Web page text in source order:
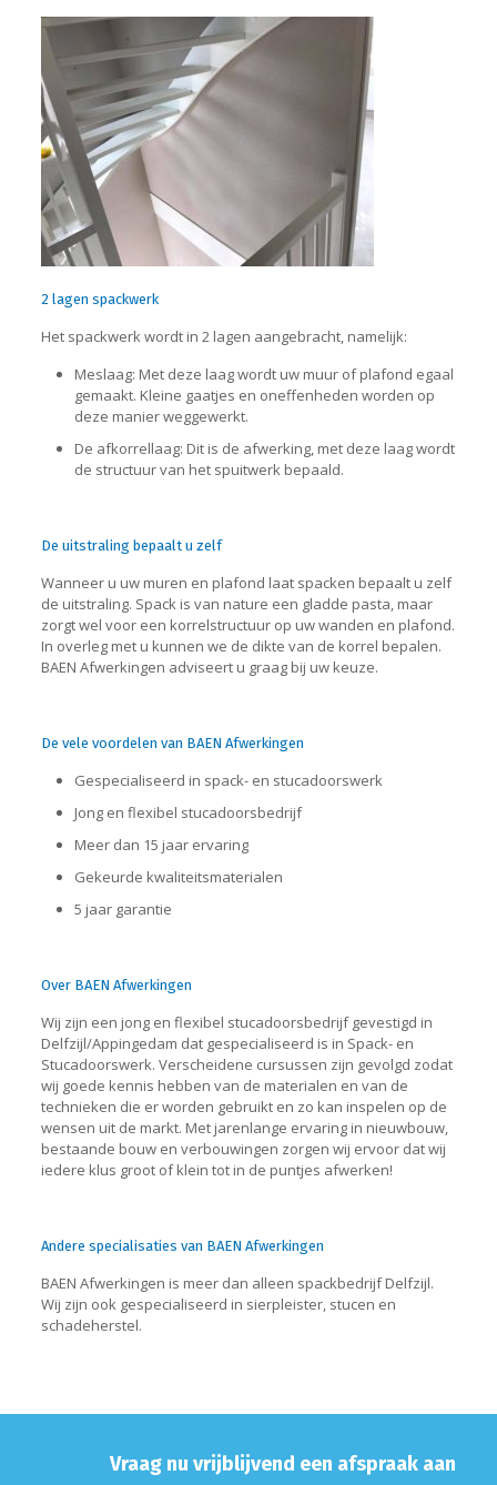
2 lagen spackwerk
Het spackwerk wordt in 2 lagen aangebracht, namelijk:
Meslaag: Met deze laag wordt uw muur of plafond egaal
gemaakt. Kleine gaatjes en oneffenheden worden op
deze manier weggewerkt.
De afkorrellaag: Dit is de afwerking, met deze laag wordt
de structuur van het spuitwerk bepaald.
De uitstraling bepaalt u zelf
Wanneer u uw muren en plafond laat spacken bepaalt u zelf
de uitstraling. Spack is van nature een gladde pasta, maar
zorgt wel voor een korrelstructuur op uw wanden en plafond.
In overleg met u kunnen we de dikte van de korrel bepalen.
BAEN Afwerkingen adviseert u graag bij uw keuze.
De vele voordelen van BAEN Afwerkingen
Gespecialiseerd in spack- en stucadoorswerk
Jong en flexibel stucadoorsbedrijf
Meer dan 15 jaar ervaring
Gekeurde kwaliteitsmaterialen
5 jaar garantie
Over BAEN Afwerkingen
Wij zijn een jong en flexibel stucadoorsbedrijf gevestigd in
Delfzijl/Appingedam dat gespecialiseerd is in Spack- en
Stucadoorswerk. Verscheidene cursussen zijn gevolgd zodat
wij goede kennis hebben van de materialen en van de
technieken die er worden gebruikt en zo kan inspelen op de
wensen uit de markt. Met jarenlange ervaring in nieuwbouw,
bestaande bouw en verbouwingen zorgen wij ervoor dat wij
iedere klus groot of klein tot in de puntjes afwerken!
Andere specialisaties van BAEN Afwerkingen
BAEN Afwerkingen is meer dan alleen spackbedrijf Delfzijl.
Wij zijn ook gespecialiseerd in sierpleister, stucen en
schadeherstel.
Vraag nu vrijblijvend een afspraak aan